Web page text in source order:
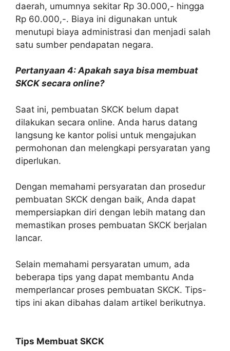
daerah, umumnya sekitar Rp 30.000,- hingga
Rp 60.000,-. Biaya ini digunakan untuk
menutupi biaya administrasi dan menjadi salah
satu sumber pendapatan negara.
Pertanyaan 4: Apakah saya bisa membuat
SKCK secara online?
Saat ini, pembuatan SKCK belum dapat
dilakukan secara online. Anda harus datang
langsung ke kantor polisi untuk mengajukan
permohonan dan melengkapi persyaratan yang
diperlukan.
Dengan memahami persyaratan dan prosedur
pembuatan SKCK dengan baik, Anda dapat
mempersiapkan diri dengan lebih matang dan
memastikan proses pembuatan SKCK berjalan
lancar.
Selain memahami persyaratan umum, ada
beberapa tips yang dapat membantu Anda
memperlancar proses pembuatan SKCK. Tips-
tips ini akan dibahas dalam artikel berikutnya.
Tips Membuat SKCK